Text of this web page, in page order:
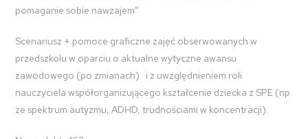
pomaganie sobie nawzajem”
Scenariusz + pomoce graficzne zajęć obserwowanych w
przedszkoluw oparciu o aktualne wytyczne awansu
zawodowego (po zmianach) i z uwzględnieniem roli
nauczyciela współorganizującego kształcenie dziecka z SPE (np.
ze spektrum autyzmu, ADHD, trudnościami w koncentracji).